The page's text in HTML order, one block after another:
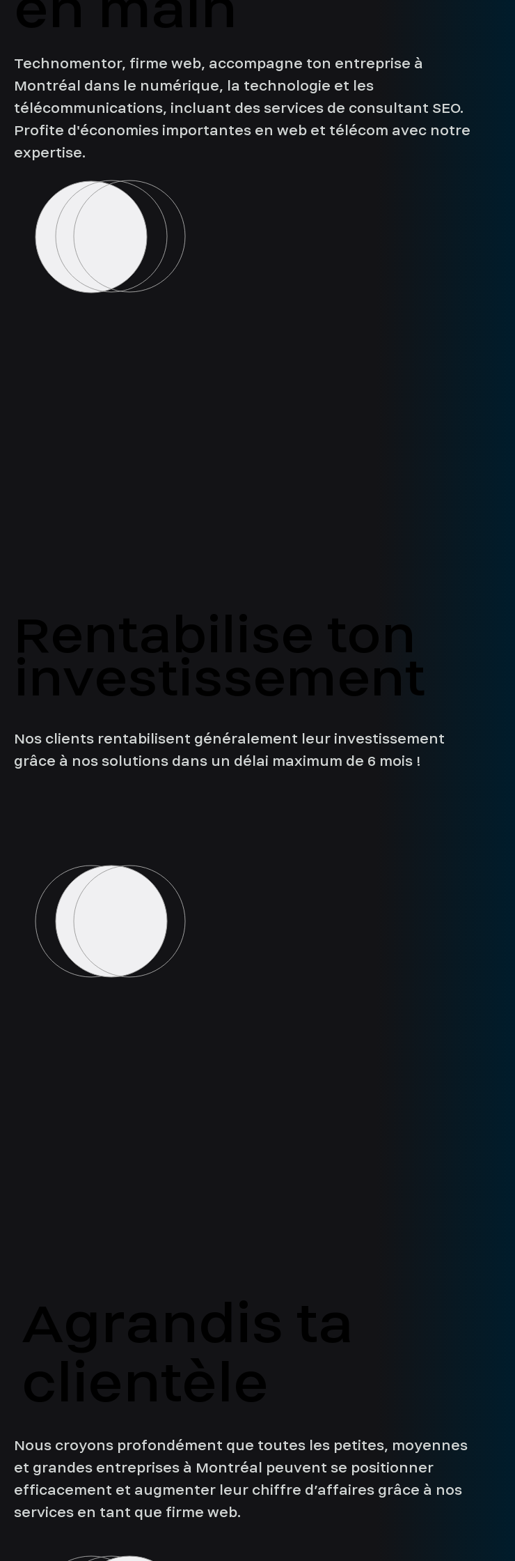
Technomentor, firme web, accompagne ton entreprise à
Montréal dans le numérique, la technologie et les
télécommunications, incluant des services de consultant SEO.
Profite d'économies importantes en web et télécom avec notre
expertise.
Rentabilise ton
investissement
Rentabilise ton
investissement
Nos clients rentabilisent généralement leur investissement
grâce à nos solutions dans un délai maximum de 6 mois !
Nous croyons profondément que toutes les petites, moyennes
et grandes entreprises à Montréal peuvent se positionner
efficacement et augmenter leur chiffre d’affaires grâce à nos
services en tant que firme web.